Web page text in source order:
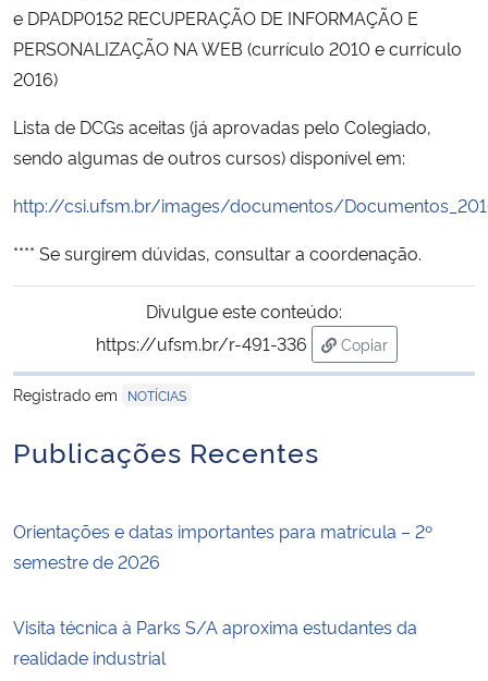
e DPADP0152 RECUPERAÇÃO DE INFORMAÇÃO E
PERSONALIZAÇÃO NA WEB (currículo 2010 e currículo
2016)
Lista de DCGs aceitas (já aprovadas pelo Colegiado,
sendo algumas de outros cursos) disponível em:
http://csi.ufsm.br/images/documentos/
**** Se surgirem dúvidas, consultar a coordenação.
Divulgue este conteúdo:
https://ufsm.br/r-491-336
Copiar
para área de
Registrado em
NOTÍCIAS
Publicações Recentes
Orientações e datas importantes para matrícula – 2º
semestre de 2026
Visita técnica à Parks S/A aproxima estudantes da
realidade industrial